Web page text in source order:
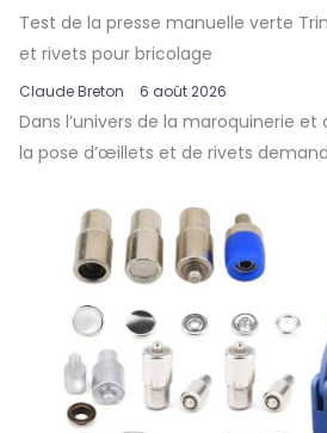
Test de la presse manuelle verte
et rivets pour bricolage
Claude Breton 6 août 2026
Dans l’univers de la maroquinerie et
la pose d’œillets et de rivets